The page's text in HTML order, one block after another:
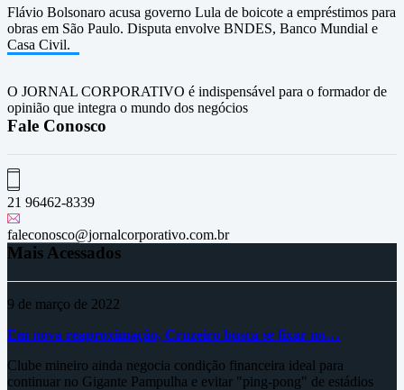
Flávio Bolsonaro acusa governo Lula de boicote a empréstimos para
obras em São Paulo. Disputa envolve BNDES, Banco Mundial e
Casa Civil.
O JORNAL CORPORATIVO é indispensável para o formador de
opinião que integra o mundo dos negócios
Fale Conosco
21 96462-8339
faleconosco@jornalcorporativo.com.br
Mais Acessados
9 de março de 2022
Em nova reaproximação, Cruzeiro busca se fixar no…
Clube mineiro ainda negocia condição financeira ideal para
continuar no Gigante Pampulha e evitar "ping-pong" de estádios